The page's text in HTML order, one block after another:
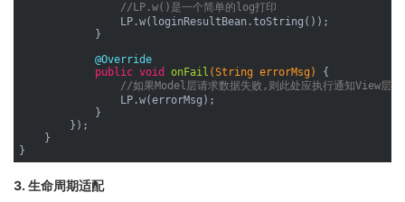
//LP.w()是一个简单的log打印
                LP.w(loginResultBean.toString());
            }
@Override
public void onFail (String errorMsg)
{
//如果Model层请求数据失败,则此处应执行通知View层的
                LP.w(errorMsg);
            }
        });
    }
3. 生命周期适配